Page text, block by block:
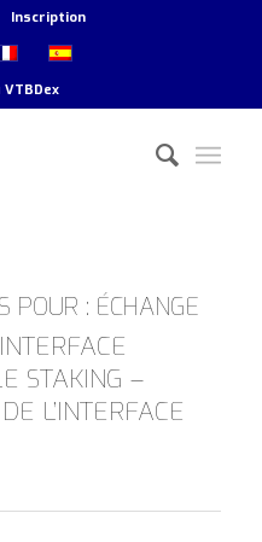
Inscription
VTBDex
POUR : ÉCHANGE
STAKING –
L’INTERFACE